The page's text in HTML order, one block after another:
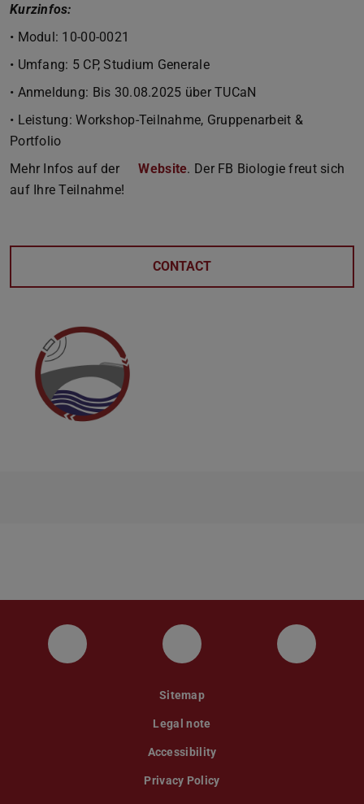
Kurzinfos:
• Modul: 10-00-0021
• Umfang: 5 CP, Studium Generale
• Anmeldung: Bis 30.08.2025 über TUCaN
• Leistung: Workshop-Teilnahme, Gruppenarbeit &
Portfolio
Mehr Infos auf der
Website. Der FB Biologie freut sich
auf Ihre Teilnahme!
CONTACT
Instagram YouTube
Sitemap
Legal note
Accessibility
Privacy Policy